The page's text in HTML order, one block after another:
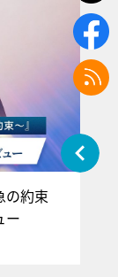
の約束
ュー